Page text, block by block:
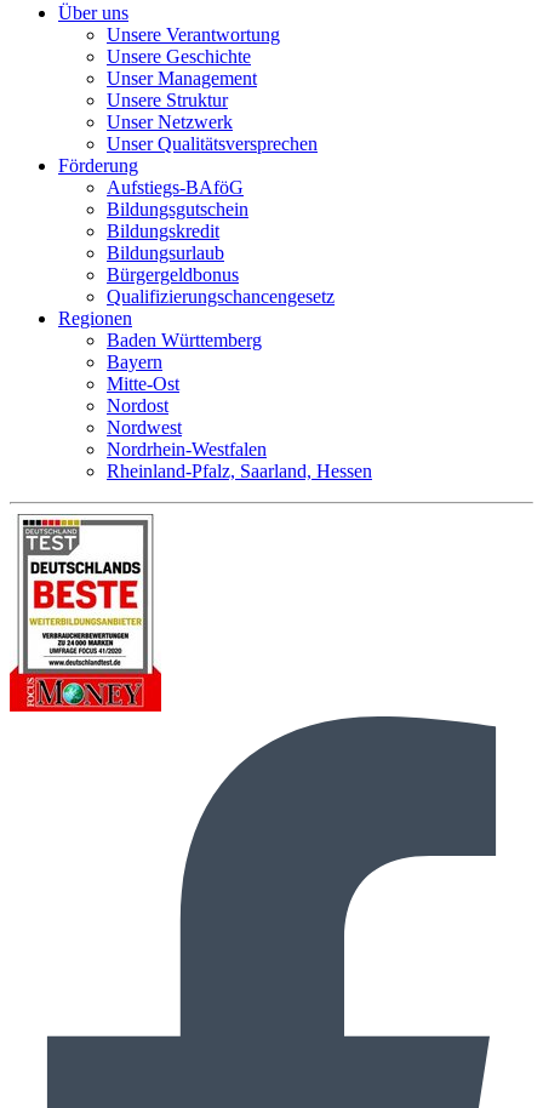
Über uns
Unsere Verantwortung
Unsere Geschichte
Unser Management
Unsere Struktur
Unser Netzwerk
Unser Qualitätsversprechen
Förderung
Aufstiegs-BAföG
Bildungsgutschein
Bildungskredit
Bildungsurlaub
Bürgergeldbonus
Qualifizierungschancengesetz
Regionen
Baden Württemberg
Bayern
Mitte-Ost
Nordost
Nordwest
Nordrhein-Westfalen
Rheinland-Pfalz, Saarland, Hessen